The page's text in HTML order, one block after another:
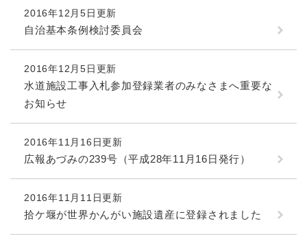
2016年12月5日更新
自治基本条例検討委員会
2016年12月5日更新
水道施設工事入札参加登録業者のみなさまへ重要な
お知らせ
2016年11月16日更新
広報あづみの239号（平成28年11月16日発行）
2016年11月11日更新
拾ケ堰が世界かんがい施設遺産に登録されました